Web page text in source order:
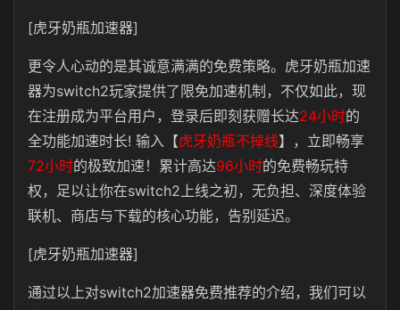
[虎牙奶瓶加速器]
更令人心动的是其诚意满满的免费策略。虎牙奶瓶加速
器为switch2玩家提供了限免加速机制，不仅如此，现
在注册成为平台用户，登录后即刻获赠长达24小时的
全功能加速时长! 输入【虎牙奶瓶不掉线】，立即畅享
72小时的极致加速！累计高达96小时的免费畅玩特
权，足以让你在switch2上线之初，无负担、深度体验
联机、商店与下载的核心功能，告别延迟。
[虎牙奶瓶加速器]
通过以上对switch2加速器免费推荐的介绍，我们可以